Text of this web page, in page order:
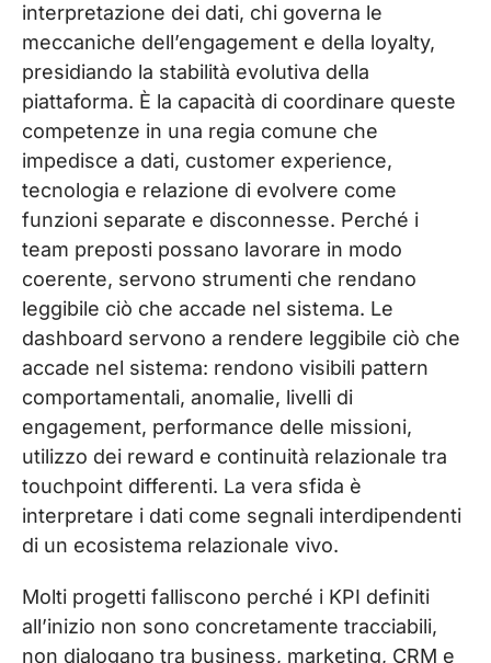
interpretazione dei dati, chi governa le
meccaniche dell’engagement e della loyalty,
presidiando la stabilità evolutiva della
piattaforma. È la capacità di coordinare queste
competenze in una regia comune che
impedisce a dati, customer experience,
tecnologia e relazione di evolvere come
funzioni separate e disconnesse. Perché i
team preposti possano lavorare in modo
coerente, servono strumenti che rendano
leggibile ciò che accade nel sistema. Le
dashboard servono a rendere leggibile ciò che
accade nel sistema: rendono visibili pattern
comportamentali, anomalie, livelli di
engagement, performance delle missioni,
utilizzo dei reward e continuità relazionale tra
touchpoint differenti. La vera sfida è
interpretare i dati come segnali interdipendenti
di un ecosistema relazionale vivo.
Molti progetti falliscono perché i KPI definiti
all’inizio non sono concretamente tracciabili,
non dialogano tra business, marketing, CRM e